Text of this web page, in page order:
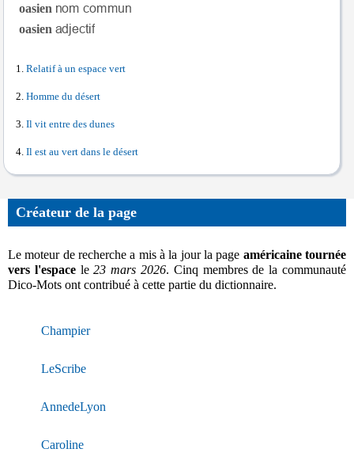
oasien
oasien
Relatif à un espace vert
Homme du désert
Il vit entre des dunes
Il est au vert dans le désert
Créateur de la page
Le moteur de recherche a mis à la jour la page américaine tournée
vers l'espacele23 mars 2026. Cinq membres de la communauté
Dico-Mots ont contribué à cette partie du dictionnaire.
Champier
LeScribe
AnnedeLyon
Caroline